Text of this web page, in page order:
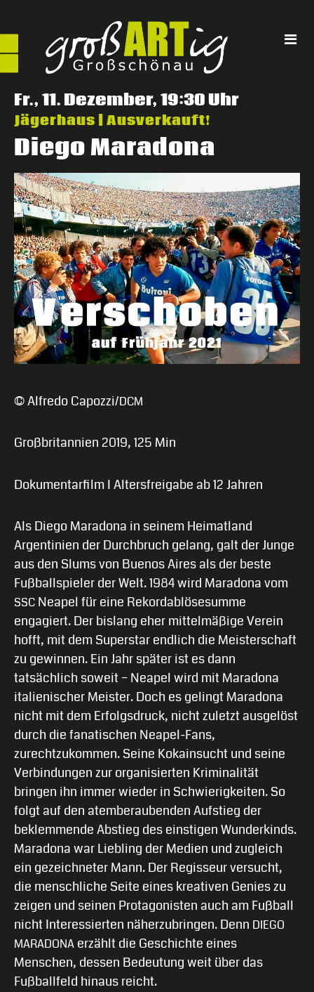
Fr., 11. Dezember, 19:30 Uhr
Jägerhaus | Ausverkauft!
Diego Maradona
© Alfredo Capozzi/DCM
Großbritannien 2019, 125 Min
Dokumentarfilm I Altersfreigabe ab 12 Jahren
Als Diego Maradona in seinem Heimatland
Argentinien der Durchbruch gelang, galt der Junge
aus den Slums von Buenos Aires als der beste
Fußballspieler der Welt. 1984 wird Maradona vom
SSC Neapel für eine Rekordablösesumme
engagiert. Der bislang eher mittelmäßige Verein
hofft, mit dem Superstar endlich die Meisterschaft
zu gewinnen. Ein Jahr später ist es dann
tatsächlich soweit – Neapel wird mit Maradona
italienischer Meister. Doch es gelingt Maradona
nicht mit dem Erfolgsdruck, nicht zuletzt ausgelöst
durch die fanatischen Neapel-Fans,
zurechtzukommen. Seine Kokainsucht und seine
Verbindungen zur organisierten Kriminalität
bringen ihn immer wieder in Schwierigkeiten. So
folgt auf den atemberaubenden Aufstieg der
beklemmende Abstieg des einstigen Wunderkinds.
Maradona war Liebling der Medien und zugleich
ein gezeichneter Mann. Der Regisseur versucht,
die menschliche Seite eines kreativen Genies zu
zeigen und seinen Protagonisten auch am Fußball
nicht Interessierten näherzubringen. Denn DIEGO
MARADONA erzählt die Geschichte eines
Menschen, dessen Bedeutung weit über das
Fußballfeld hinaus reicht.